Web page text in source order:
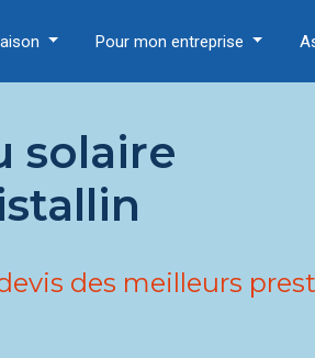
Pour mon entreprise
solaire
des meilleurs